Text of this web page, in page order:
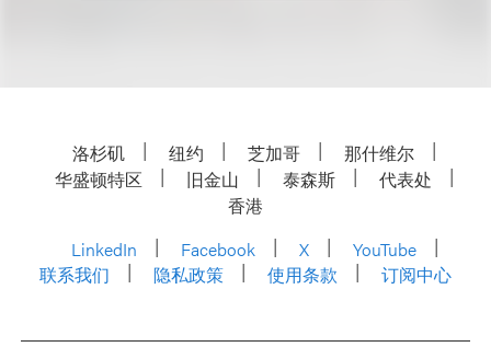
洛杉矶 纽约 芝加哥
那什维尔
华盛顿特区
旧金山 泰森斯
代表处
香港
LinkedIn
Facebook X
YouTube
联系我们
隐私政策 使用条款 订阅中心